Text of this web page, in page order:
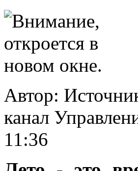
Автор:
канал
11:36